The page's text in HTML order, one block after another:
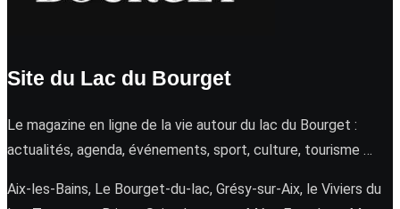
Site du Lac du Bourget
Le magazine en ligne de la vie autour du lac du Bourget :
actualités, agenda, événements, sport, culture, tourisme …
Aix-les-Bains, Le Bourget-du-lac, Grésy-sur-Aix, le Viviers du